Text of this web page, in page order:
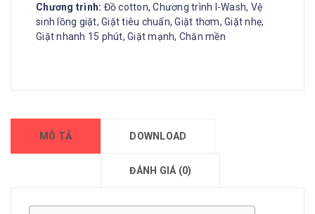
Chương trình: Đồ cotton, Chương trình I-Wash, Vệ
sinh lồng giặt, Giặt tiêu chuẩn, Giặt thơm, Giặt nhẹ,
Giặt nhanh 15 phút, Giặt mạnh, Chăn mền
MÔ TẢ DOWNLOAD
ĐÁNH GIÁ (0)